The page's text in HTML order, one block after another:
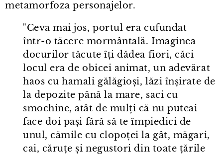
metamorfoza personajelor.
"Ceva mai jos, portul era cufundat
într⁠-⁠o tăcere mormântală. Imaginea
docurilor tăcute îți dădea fiori, căci
locul era de obicei animat, un adevărat
haos cu hamali gălăgioși, lăzi înșirate de
la depozite până la mare, saci cu
smochine, atât de mulți că nu puteai
face doi pași fără să te împiedici de
unul, cămile cu clopoței la gât, măgari,
cai, căruțe și negustori din toate țările